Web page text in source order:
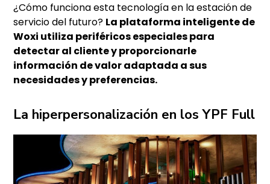
¿Cómo funciona esta tecnología en la estación de
servicio del futuro? La plataforma inteligente de
Woxi utiliza periféricos especiales para
detectar al cliente y proporcionarle
información de valor adaptada a sus
necesidades y preferencias.
La hiperpersonalización en los YPF Full